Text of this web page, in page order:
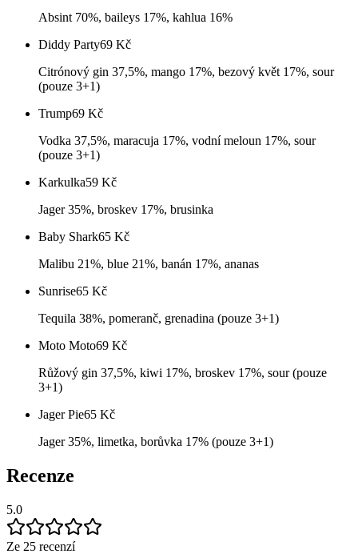
Absint 70%, baileys 17%, kahlua 16%
Diddy Party69 Kč
Citrónový gin 37,5%, mango 17%, bezový květ 17%, sour
(pouze 3+1)
Trump69 Kč
Vodka 37,5%, maracuja 17%, vodní meloun 17%, sour
(pouze 3+1)
Karkulka59 Kč
Jager 35%, broskev 17%, brusinka
Baby Shark65 Kč
Malibu 21%, blue 21%, banán 17%, ananas
Sunrise65 Kč
Tequila 38%, pomeranč, grenadina (pouze 3+1)
Moto Moto69 Kč
Růžový gin 37,5%, kiwi 17%, broskev 17%, sour (pouze
3+1)
Jager Pie65 Kč
Jager 35%, limetka, borůvka 17% (pouze 3+1)
Recenze
5.0
Ze 25 recenzí